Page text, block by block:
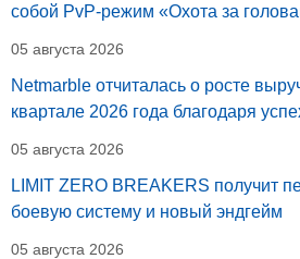
собой PvP-режим «Охота за
05 августа 2026
Netmarble отчиталась о росте
квартале 2026 года благодаря
05 августа 2026
LIMIT ZERO BREAKERS получит
боевую систему и новый эндгейм
05 августа 2026